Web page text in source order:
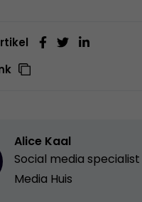
Alice Kaal
Social media specialist
Media Huis